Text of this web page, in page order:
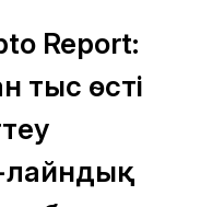
Report:
тыс өсті
лайндық